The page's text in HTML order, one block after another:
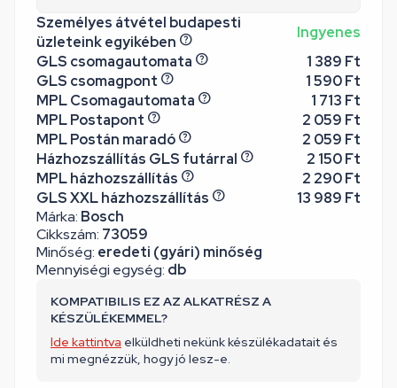
Márka: Bosch
Cikkszám: 73059
Minőség: eredeti (gyári) minőség
Mennyiségi egység: db
Személyes átvétel budapesti
üzleteink egyikében
Ingyenes
GLS csomagautomata
1 389 Ft
GLS csomagpont
1 590 Ft
MPL Csomagautomata
1 713 Ft
MPL Postapont
2 059 Ft
MPL Postán maradó
2 059 Ft
Házhozszállítás GLS futárral
2 150 Ft
MPL házhozszállítás
2 290 Ft
GLS XXL házhozszállítás
13 989 Ft
KOMPATIBILIS EZ AZ ALKATRÉSZ A
KÉSZÜLÉKEMMEL?
Ide kattintva elküldheti nekünk készülékadatait és
mi megnézzük, hogy jó lesz-e.